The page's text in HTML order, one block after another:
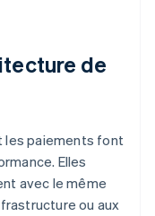
de
les paiements font
Elles
avec le même
ou aux